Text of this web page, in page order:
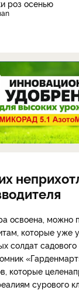
освоена, можно
которые уже
солдат садового
которые
сурового